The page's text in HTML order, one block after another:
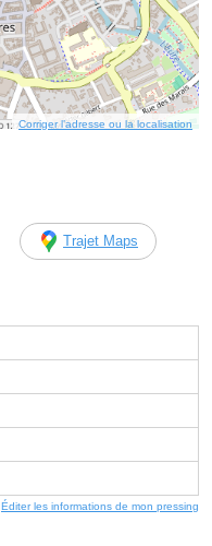
Corriger l’adresse ou la localisation
Trajet Maps
Éditer les informations de mon pressing